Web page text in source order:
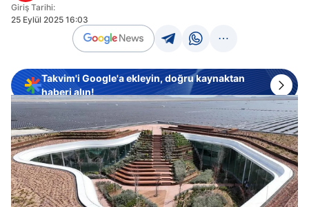
Giriş Tarihi:
25 Eylül 2025 16:03
Takvim'i Google'a ekleyin, doğru kaynaktan
haberi alın!